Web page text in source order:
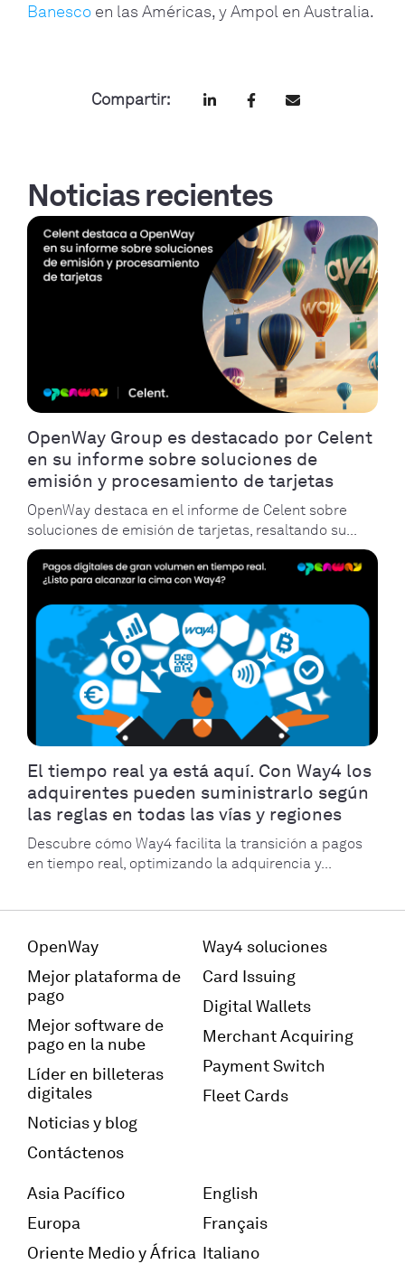
Banesco en las Américas, y Ampol en Australia.
Compartir:
Noticias recientes
OpenWay Group es destacado por Celent
en su informe sobre soluciones de
emisión y procesamiento de tarjetas
OpenWay destaca en el informe de Celent sobre
soluciones de emisión de tarjetas, resaltando su...
El tiempo real ya está aquí. Con Way4 los
adquirentes pueden suministrarlo según
las reglas en todas las vías y regiones
Descubre cómo Way4 facilita la transición a pagos
en tiempo real, optimizando la adquirencia y...
OpenWay
Mejor plataforma de
pago
Mejor software de
pago en la nube
Líder en billeteras
digitales
Noticias y blog
Contáctenos
Way4 soluciones
Card Issuing
Digital Wallets
Merchant Acquiring
Payment Switch
Fleet Cards
Asia Pacífico
Europa
Oriente Medio y África
English
Français
Italiano